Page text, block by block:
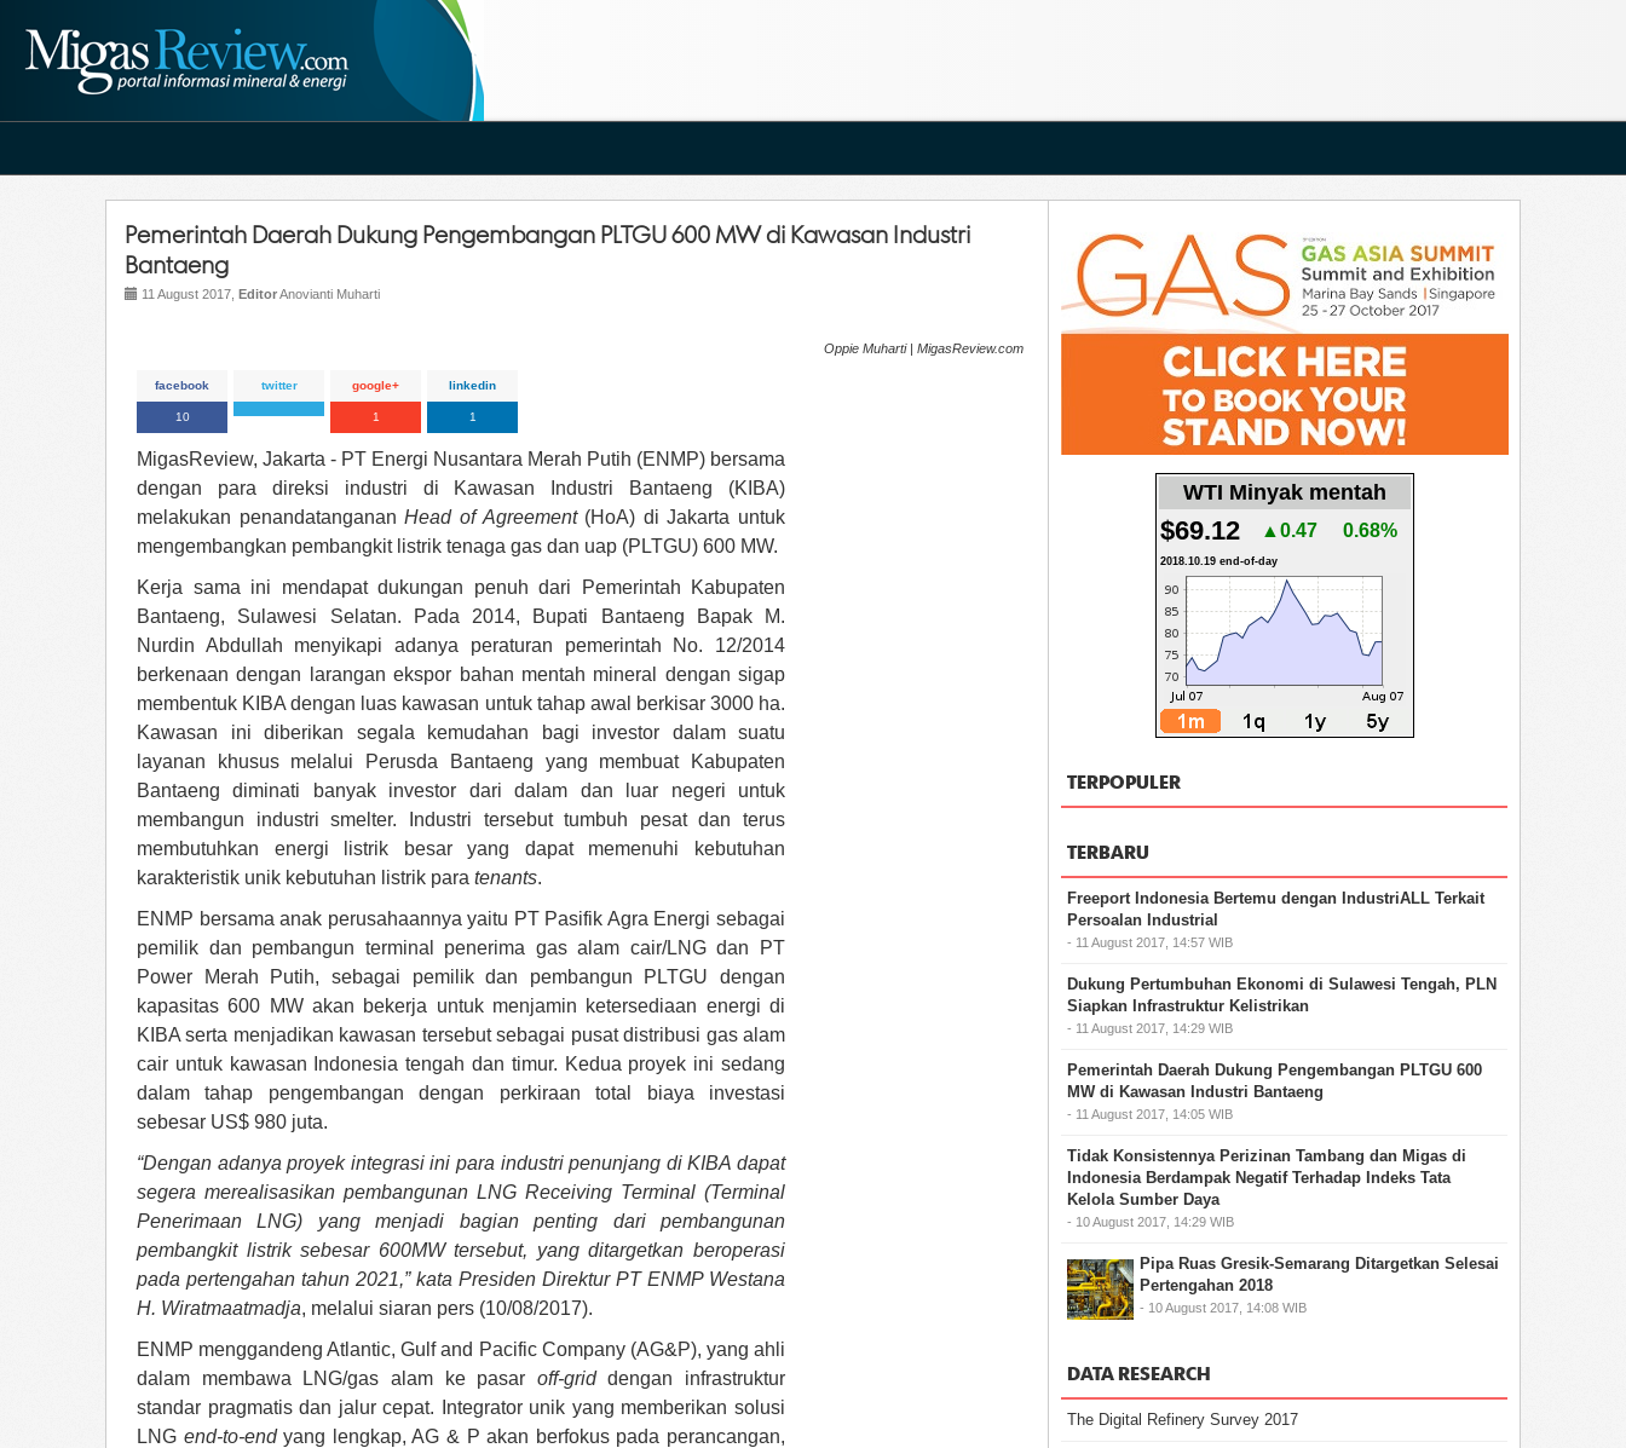
Pemerintah Daerah Dukung Pengembangan PLTGU 600 MW di Kawasan Industri
Bantaeng
11 August 2017, EditorAnovianti Muharti
Oppie Muharti | MigasReview.com
facebook
10
twitter google+
1
linkedin
1
MigasReview, Jakarta - PT Energi Nusantara Merah Putih (ENMP) bersama
dengan para direksi industri di Kawasan Industri Bantaeng (KIBA)
melakukan penandatangananHead of Agreement(HoA) di Jakarta untuk
mengembangkan pembangkit listrik tenaga gas dan uap (PLTGU) 600 MW.
Kerja sama ini mendapat dukungan penuh dari Pemerintah Kabupaten
Bantaeng, Sulawesi Selatan.
Pada 2014, Bupati Bantaeng Bapak M.
Nurdin Abdullah menyikapi adanya peraturan pemerintah No. 12/2014
berkenaan dengan larangan ekspor bahan mentah mineral dengan sigap
membentuk KIBA dengan luas kawasan untuk tahap awal berkisar 3000 ha.
Kawasan ini diberikan segala kemudahan bagi investor dalam suatu
layanan khusus melalui Perusda Bantaeng yang membuat Kabupaten
Bantaeng diminati banyak investor dari dalam dan luar negeri untuk
membangun industri smelter. Industri tersebut tumbuh pesat dan terus
membutuhkan energi listrik besar yang dapat memenuhi kebutuhan
karakteristik unik kebutuhan listrik para tenants.
ENMP bersama anak perusahaannya yaitu PT Pasifik Agra Energi sebagai
pemilik dan pembangun terminal penerima gas alam cair/LNG dan PT
Power Merah Putih, sebagai pemilik dan pembangun PLTGU dengan
kapasitas 600 MW akan bekerja untuk menjamin ketersediaan energi di
KIBA serta menjadikan kawasan tersebut sebagai pusat distribusi gas alam
cair untuk kawasan Indonesia tengah dan timur. Kedua proyek ini sedang
dalam tahap pengembangan dengan perkiraan total biaya investasi
sebesar US$ 980 juta.
“Dengan adanya proyek integrasi ini para industri penunjang di KIBA dapat
segera merealisasikan pembangunan LNG Receiving Terminal (Terminal
Penerimaan LNG) yang menjadi bagian penting dari pembangunan
pembangkit listrik sebesar 600MW tersebut, yang ditargetkan beroperasi
pada pertengahan tahun 2021,” kata Presiden Direktur PT ENMP Westana
H. Wiratmaatmadja, melalui siaran pers (10/08/2017).
ENMP menggandeng Atlantic, Gulf and Pacific Company (AG&P), yang ahli
dalam membawa LNG/gas alam ke pasar off-griddengan infrastruktur
standar pragmatis dan jalur cepat. Integrator unik yang memberikan solusi
LNG end-to-endyang lengkap, AG & P akan berfokus pada perancangan,
WTI Minyak mentah
$69.12 ▲0.47 0.68%
2018.10.19 end-of-day
TERPOPULER
TERBARU
Freeport Indonesia Bertemu dengan IndustriALL Terkait
Persoalan Industrial
- 11 August 2017, 14:57 WIB
Dukung Pertumbuhan Ekonomi di Sulawesi Tengah, PLN
Siapkan Infrastruktur Kelistrikan
- 11 August 2017, 14:29 WIB
Pemerintah Daerah Dukung Pengembangan PLTGU 600
MW di Kawasan Industri Bantaeng
- 11 August 2017, 14:05 WIB
Tidak Konsistennya Perizinan Tambang dan Migas di
Indonesia Berdampak Negatif Terhadap Indeks Tata
Kelola Sumber Daya
- 10 August 2017, 14:29 WIB
Pipa Ruas Gresik-Semarang Ditargetkan Selesai
Pertengahan 2018
- 10 August 2017, 14:08 WIB
DATA RESEARCH
The Digital Refinery Survey 2017